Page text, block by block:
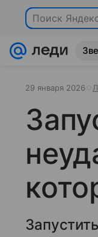
Поиск
29 января 2026